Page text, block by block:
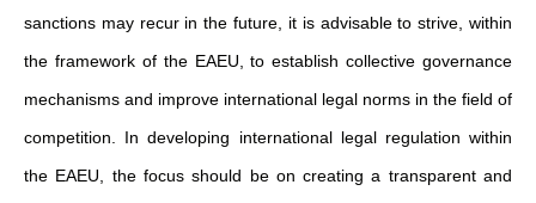
sanctions may recur in the future, it is advisable to strive, within
the framework of the EAEU, to establish collective governance
mechanisms and improve international legal norms in the field of
competition. In developing international legal regulation within
the EAEU, the focus should be on creating a transparent and